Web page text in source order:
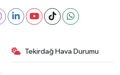
Tekirdağ Hava Durumu